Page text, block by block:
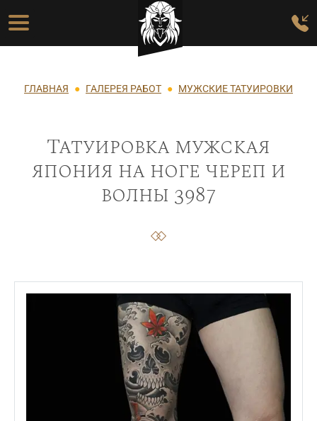
Перейти к основному содержанию
Основная навигация
Строка навигации
ГЛАВНАЯ ГАЛЕРЕЯ РАБОТ МУЖСКИЕ ТАТУИРОВКИ
Татуировка мужская
япония на ноге череп и
волны 3987